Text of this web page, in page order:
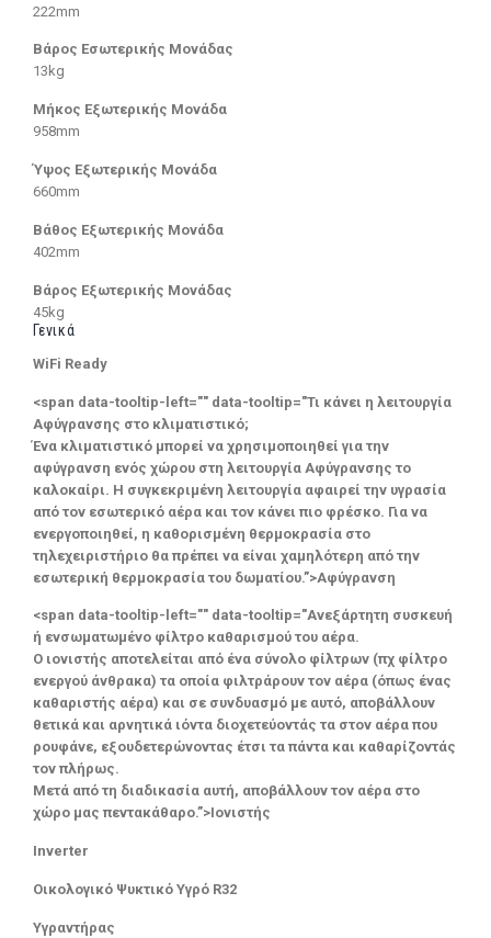
222mm
Βάρος Εσωτερικής Μονάδας
13kg
Μήκος Εξωτερικής Μονάδα
958mm
Ύψος Εξωτερικής Μονάδα
660mm
Βάθος Εξωτερικής Μονάδα
402mm
Βάρος Εξωτερικής Μονάδας
45kg
Γενικά
WiFi Ready
<span data-tooltip-left="" data-tooltip="Τι κάνει η λειτουργία
Αφύγρανσης στο κλιματιστικό;
Ένα κλιματιστικό μπορεί να χρησιμοποιηθεί για την
αφύγρανση ενός χώρου στη λειτουργία Αφύγρανσης το
καλοκαίρι. Η συγκεκριμένη λειτουργία αφαιρεί την υγρασία
από τον εσωτερικό αέρα και τον κάνει πιο φρέσκο. Για να
ενεργοποιηθεί, η καθορισμένη θερμοκρασία στο
τηλεχειριστήριο θα πρέπει να είναι χαμηλότερη από την
εσωτερική θερμοκρασία του δωματίου.”>Αφύγρανση
<span data-tooltip-left="" data-tooltip="Ανεξάρτητη συσκευή
ή ενσωματωμένο φίλτρο καθαρισμού του αέρα.
Ο ιονιστής αποτελείται από ένα σύνολο φίλτρων (πχ φίλτρο
ενεργού άνθρακα) τα οποία φιλτράρουν τον αέρα (όπως ένας
καθαριστής αέρα) και σε συνδυασμό με αυτό, αποβάλλουν
θετικά και αρνητικά ιόντα διοχετεύοντάς τα στον αέρα που
ρουφάνε, εξουδετερώνοντας έτσι τα πάντα και καθαρίζοντάς
τον πλήρως.
Μετά από τη διαδικασία αυτή, αποβάλλουν τον αέρα στο
χώρο μας πεντακάθαρο.”>Ιονιστής
Inverter
Οικολογικό Ψυκτικό Υγρό R32
Υγραντήρας